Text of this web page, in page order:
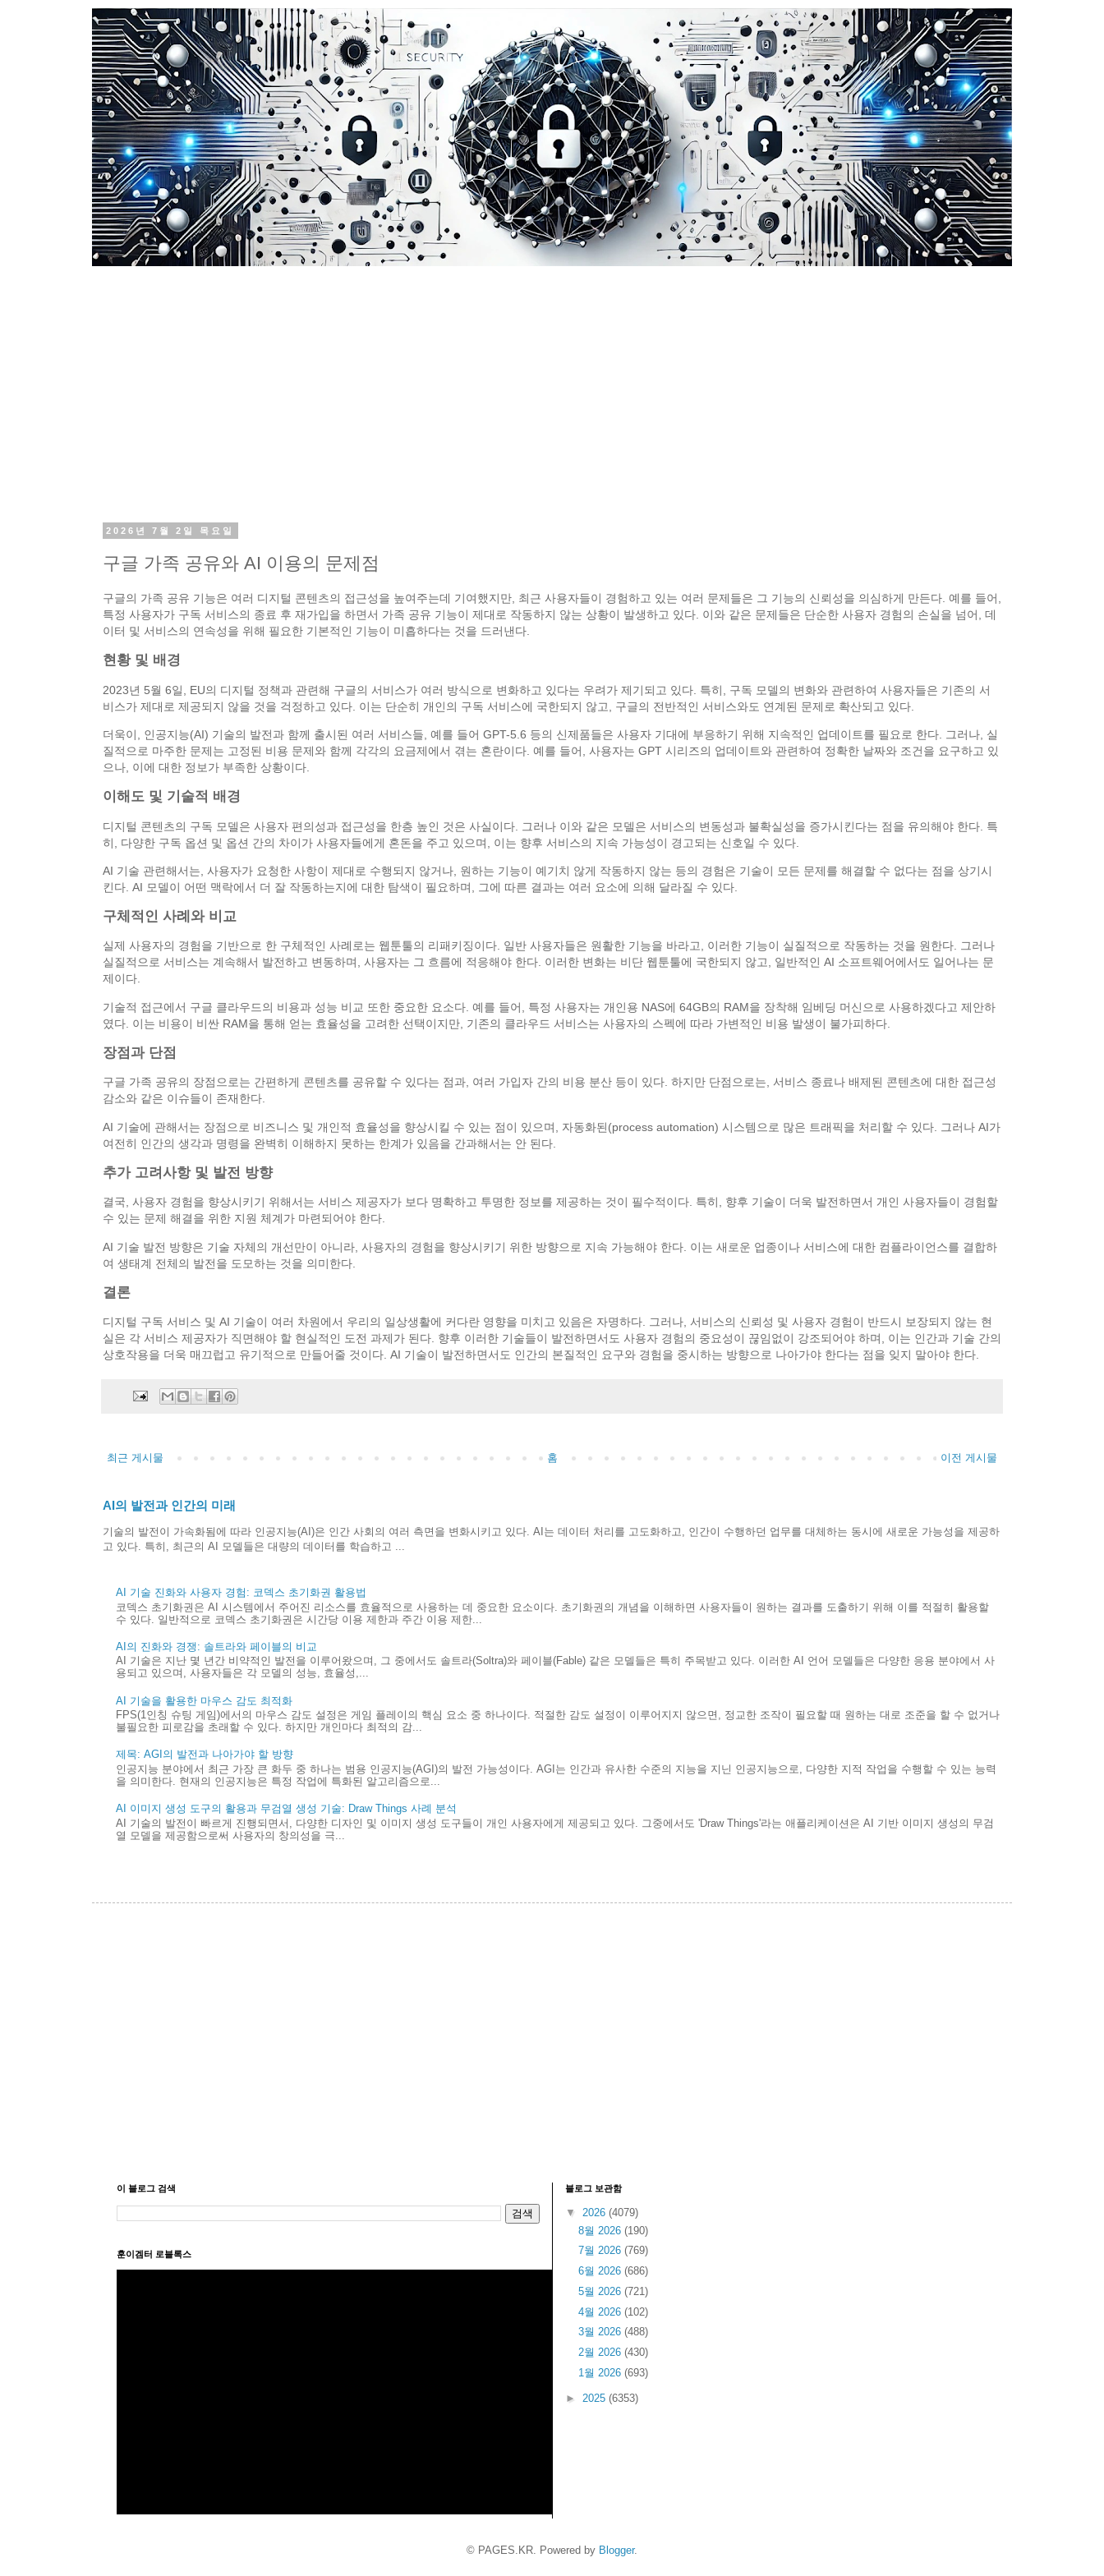
2026년 7월 2일 목요일
구글 가족 공유와 AI 이용의 문제점
구글의 가족 공유 기능은 여러 디지털 콘텐츠의 접근성을 높여주는데 기여했지만, 최근 사용자들이 경험하고 있는 여러 문제들은 그 기능의 신뢰성을 의심하게 만든다. 예를 들어,
특정 사용자가 구독 서비스의 종료 후 재가입을 하면서 가족 공유 기능이 제대로 작동하지 않는 상황이 발생하고 있다. 이와 같은 문제들은 단순한 사용자 경험의 손실을 넘어, 데
이터 및 서비스의 연속성을 위해 필요한 기본적인 기능이 미흡하다는 것을 드러낸다.
현황 및 배경
2023년 5월 6일, EU의 디지털 정책과 관련해 구글의 서비스가 여러 방식으로 변화하고 있다는 우려가 제기되고 있다. 특히, 구독 모델의 변화와 관련하여 사용자들은 기존의 서
비스가 제대로 제공되지 않을 것을 걱정하고 있다. 이는 단순히 개인의 구독 서비스에 국한되지 않고, 구글의 전반적인 서비스와도 연계된 문제로 확산되고 있다.
더욱이, 인공지능(AI) 기술의 발전과 함께 출시된 여러 서비스들, 예를 들어 GPT-5.6 등의 신제품들은 사용자 기대에 부응하기 위해 지속적인 업데이트를 필요로 한다. 그러나, 실
질적으로 마주한 문제는 고정된 비용 문제와 함께 각각의 요금제에서 겪는 혼란이다. 예를 들어, 사용자는 GPT 시리즈의 업데이트와 관련하여 정확한 날짜와 조건을 요구하고 있
으나, 이에 대한 정보가 부족한 상황이다.
이해도 및 기술적 배경
디지털 콘텐츠의 구독 모델은 사용자 편의성과 접근성을 한층 높인 것은 사실이다. 그러나 이와 같은 모델은 서비스의 변동성과 불확실성을 증가시킨다는 점을 유의해야 한다. 특
히, 다양한 구독 옵션 및 옵션 간의 차이가 사용자들에게 혼돈을 주고 있으며, 이는 향후 서비스의 지속 가능성이 경고되는 신호일 수 있다.
AI 기술 관련해서는, 사용자가 요청한 사항이 제대로 수행되지 않거나, 원하는 기능이 예기치 않게 작동하지 않는 등의 경험은 기술이 모든 문제를 해결할 수 없다는 점을 상기시
킨다. AI 모델이 어떤 맥락에서 더 잘 작동하는지에 대한 탐색이 필요하며, 그에 따른 결과는 여러 요소에 의해 달라질 수 있다.
구체적인 사례와 비교
실제 사용자의 경험을 기반으로 한 구체적인 사례로는 웹툰툴의 리패키징이다. 일반 사용자들은 원활한 기능을 바라고, 이러한 기능이 실질적으로 작동하는 것을 원한다. 그러나
실질적으로 서비스는 계속해서 발전하고 변동하며, 사용자는 그 흐름에 적응해야 한다. 이러한 변화는 비단 웹툰툴에 국한되지 않고, 일반적인 AI 소프트웨어에서도 일어나는 문
제이다.
기술적 접근에서 구글 클라우드의 비용과 성능 비교 또한 중요한 요소다. 예를 들어, 특정 사용자는 개인용 NAS에 64GB의 RAM을 장착해 임베딩 머신으로 사용하겠다고 제안하
였다. 이는 비용이 비싼 RAM을 통해 얻는 효율성을 고려한 선택이지만, 기존의 클라우드 서비스는 사용자의 스펙에 따라 가변적인 비용 발생이 불가피하다.
장점과 단점
구글 가족 공유의 장점으로는 간편하게 콘텐츠를 공유할 수 있다는 점과, 여러 가입자 간의 비용 분산 등이 있다. 하지만 단점으로는, 서비스 종료나 배제된 콘텐츠에 대한 접근성
감소와 같은 이슈들이 존재한다.
AI 기술에 관해서는 장점으로 비즈니스 및 개인적 효율성을 향상시킬 수 있는 점이 있으며, 자동화된(process automation) 시스템으로 많은 트래픽을 처리할 수 있다. 그러나 AI가
여전히 인간의 생각과 명령을 완벽히 이해하지 못하는 한계가 있음을 간과해서는 안 된다.
추가 고려사항 및 발전 방향
결국, 사용자 경험을 향상시키기 위해서는 서비스 제공자가 보다 명확하고 투명한 정보를 제공하는 것이 필수적이다. 특히, 향후 기술이 더욱 발전하면서 개인 사용자들이 경험할
수 있는 문제 해결을 위한 지원 체계가 마련되어야 한다.
AI 기술 발전 방향은 기술 자체의 개선만이 아니라, 사용자의 경험을 향상시키기 위한 방향으로 지속 가능해야 한다. 이는 새로운 업종이나 서비스에 대한 컴플라이언스를 결합하
여 생태계 전체의 발전을 도모하는 것을 의미한다.
결론
디지털 구독 서비스 및 AI 기술이 여러 차원에서 우리의 일상생활에 커다란 영향을 미치고 있음은 자명하다. 그러나, 서비스의 신뢰성 및 사용자 경험이 반드시 보장되지 않는 현
실은 각 서비스 제공자가 직면해야 할 현실적인 도전 과제가 된다. 향후 이러한 기술들이 발전하면서도 사용자 경험의 중요성이 끊임없이 강조되어야 하며, 이는 인간과 기술 간의
상호작용을 더욱 매끄럽고 유기적으로 만들어줄 것이다. AI 기술이 발전하면서도 인간의 본질적인 요구와 경험을 중시하는 방향으로 나아가야 한다는 점을 잊지 말아야 한다.
최근 게시물 이전 게시물
홈
AI의 발전과 인간의 미래
기술의 발전이 가속화됨에 따라 인공지능(AI)은 인간 사회의 여러 측면을 변화시키고 있다. AI는 데이터 처리를 고도화하고, 인간이 수행하던 업무를 대체하는 동시에 새로운 가능성을 제공하
고 있다. 특히, 최근의 AI 모델들은 대량의 데이터를 학습하고 ...
AI 기술 진화와 사용자 경험: 코덱스 초기화권 활용법
코덱스 초기화권은 AI 시스템에서 주어진 리소스를 효율적으로 사용하는 데 중요한 요소이다. 초기화권의 개념을 이해하면 사용자들이 원하는 결과를 도출하기 위해 이를 적절히 활용할
수 있다. 일반적으로 코덱스 초기화권은 시간당 이용 제한과 주간 이용 제한...
AI의 진화와 경쟁: 솔트라와 페이블의 비교
AI 기술은 지난 몇 년간 비약적인 발전을 이루어왔으며, 그 중에서도 솔트라(Soltra)와 페이블(Fable) 같은 모델들은 특히 주목받고 있다. 이러한 AI 언어 모델들은 다양한 응용 분야에서 사
용되고 있으며, 사용자들은 각 모델의 성능, 효율성,...
AI 기술을 활용한 마우스 감도 최적화
FPS(1인칭 슈팅 게임)에서의 마우스 감도 설정은 게임 플레이의 핵심 요소 중 하나이다. 적절한 감도 설정이 이루어지지 않으면, 정교한 조작이 필요할 때 원하는 대로 조준을 할 수 없거나
불필요한 피로감을 초래할 수 있다. 하지만 개인마다 최적의 감...
제목: AGI의 발전과 나아가야 할 방향
인공지능 분야에서 최근 가장 큰 화두 중 하나는 범용 인공지능(AGI)의 발전 가능성이다. AGI는 인간과 유사한 수준의 지능을 지닌 인공지능으로, 다양한 지적 작업을 수행할 수 있는 능력
을 의미한다. 현재의 인공지능은 특정 작업에 특화된 알고리즘으로...
AI 이미지 생성 도구의 활용과 무검열 생성 기술: Draw Things 사례 분석
AI 기술의 발전이 빠르게 진행되면서, 다양한 디자인 및 이미지 생성 도구들이 개인 사용자에게 제공되고 있다. 그중에서도 'Draw Things'라는 애플리케이션은 AI 기반 이미지 생성의 무검
열 모델을 제공함으로써 사용자의 창의성을 극...
이 블로그 검색
훈이겜터 로블록스
블로그 보관함
▼ 2026 (4079)
8월 2026 (190)
7월 2026 (769)
6월 2026 (686)
5월 2026 (721)
4월 2026 (102)
3월 2026 (488)
2월 2026 (430)
1월 2026 (693)
► 2025 (6353)
© PAGES.KR. Powered by Blogger.